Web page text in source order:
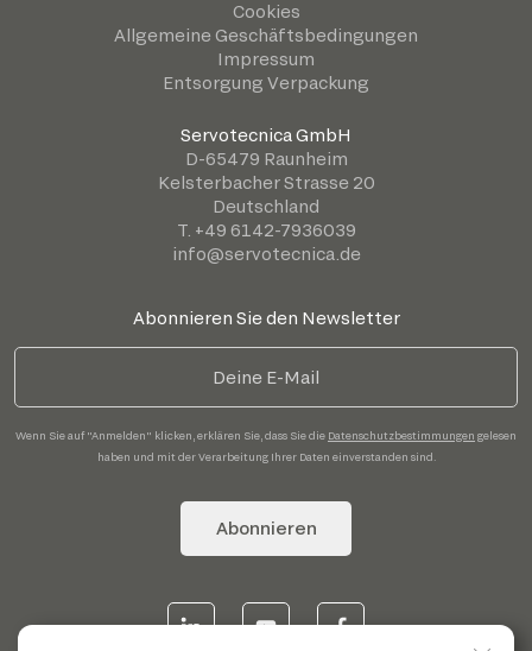
Cookies
Allgemeine Geschäftsbedingungen
Impressum
Entsorgung Verpackung
Servotecnica GmbH
D-65479 Raunheim
Kelsterbacher Strasse 20
Deutschland
T. +49 6142-7936039
info@servotecnica.de
Abonnieren Sie den Newsletter
Wenn Sie auf "Anmelden" klicken, erklären Sie, dass Sie die Datenschutzbestimmungen gelesen
haben und mit der Verarbeitung Ihrer Daten einverstanden sind.
Abonnieren